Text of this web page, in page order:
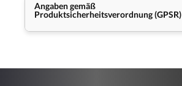
Angaben gemäß
Produktsicherheitsverordnung (GPSR)